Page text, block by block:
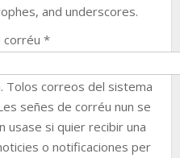
and underscores.
corréu *
Tolos correos del sistema
señes de corréu nun se
usase si quier recibir una
o notificaciones per